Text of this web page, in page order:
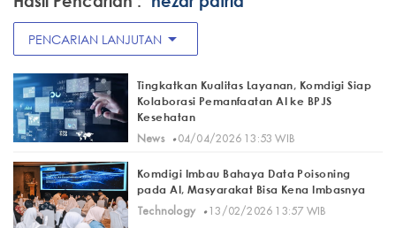
PENCARIAN LANJUTAN arrow_drop_down
Tingkatkan Kualitas Layanan, Komdigi Siap
Kolaborasi Pemanfaatan AI ke BPJS
Kesehatan
News· 04/04/2026 13:53 WIB
Komdigi Imbau Bahaya Data Poisoning
pada AI, Masyarakat Bisa Kena Imbasnya
Technology
· 13/02/2026 13:57 WIB